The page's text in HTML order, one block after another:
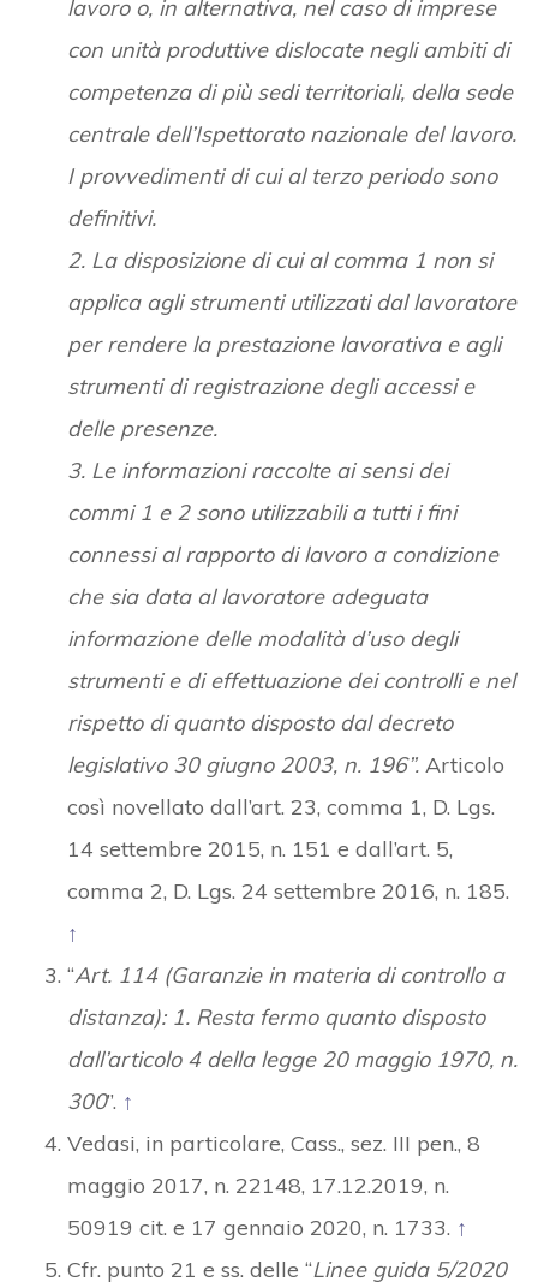
lavoro o, in alternativa, nel caso di imprese
con unità produttive dislocate negli ambiti di
competenza di più sedi territoriali, della sede
centrale dell’Ispettorato nazionale del lavoro.
I provvedimenti di cui al terzo periodo sono
definitivi.
2. La disposizione di cui al comma 1 non si
applica agli strumenti utilizzati dal lavoratore
per rendere la prestazione lavorativa e agli
strumenti di registrazione degli accessi e
delle presenze.
3. Le informazioni raccolte ai sensi dei
commi 1 e 2 sono utilizzabili a tutti i fini
connessi al rapporto di lavoro a condizione
che sia data al lavoratore adeguata
informazione delle modalità d’uso degli
strumenti e di effettuazione dei controlli e nel
rispetto di quanto disposto dal decreto
legislativo 30 giugno 2003, n. 196”. Articolo
così novellato dall’art. 23, comma 1, D. Lgs.
14 settembre 2015, n. 151 e dall’art. 5,
comma 2, D. Lgs. 24 settembre 2016, n. 185.
↑
“Art. 114 (Garanzie in materia di controllo a
distanza): 1. Resta fermo quanto disposto
dall’articolo 4 della legge 20 maggio 1970, n.
300”. ↑
Vedasi, in particolare, Cass., sez. III pen., 8
maggio 2017, n. 22148, 17.12.2019, n.
50919 cit. e 17 gennaio 2020, n. 1733. ↑
Cfr. punto 21 e ss. delle “Linee guida 5/2020